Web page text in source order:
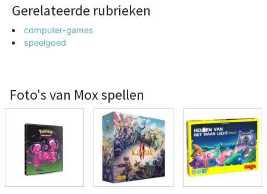
Gerelateerde rubrieken
computer-games
speelgoed
Foto's van Mox spellen